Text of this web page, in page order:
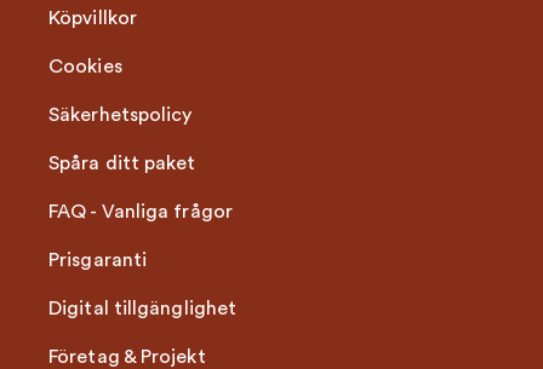
Köpvillkor
Cookies
Säkerhetspolicy
Spåra ditt paket
FAQ - Vanliga frågor
Prisgaranti
Digital tillgänglighet
Företag & Projekt